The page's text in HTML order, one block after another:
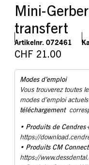
Mini-
transfert
Artikelnr. 072461
CHF 21.00
Modes d’emploi
Vous trouverez toutes
modes d’emploi
téléchargement
• Produits de
https://
• Produits CM
https://